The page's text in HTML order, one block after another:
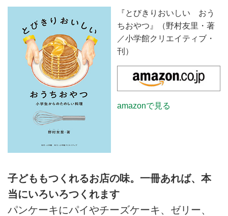
『とびきりおいしい おう
ちおやつ』（野村友里・著
／小学館クリエイティブ・
刊）
amazonで見る
子どももつくれるお店の味。一冊あれば、本
当にいろいろつくれます
パンケーキにパイやチーズケーキ、ゼリー、